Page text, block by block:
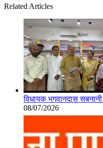
Related Articles
विधायक भगवानदास
08/07/2026